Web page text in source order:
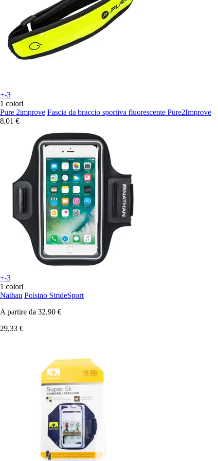
+-3
1 colori
Pure 2improve Fascia da braccio sportiva fluorescente Pure2Improve
8,01 €
+-3
1 colori
Nathan Polsino StrideSport
A partire da 32,90 €
29,33 €